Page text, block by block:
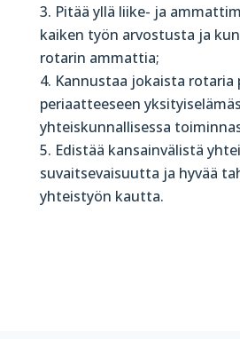
Pitää yllä liike- ja
kaiken työn arvostusta ja
rotarin ammattia;
Kannustaa jokaista rotaria
periaatteeseen
yhteiskunnallisessa
Edistää kansainvälistä
suvaitsevaisuutta ja hyvää
yhteistyön kautta.